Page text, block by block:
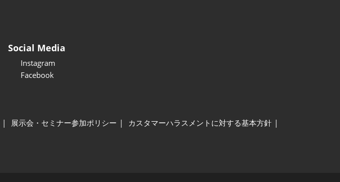
Social Media
Instagram
Facebook
展示会・セミナー参加ポリシー
カスタマーハラスメントに対する基本方針